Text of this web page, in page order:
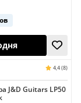
J&D Guitars LP50